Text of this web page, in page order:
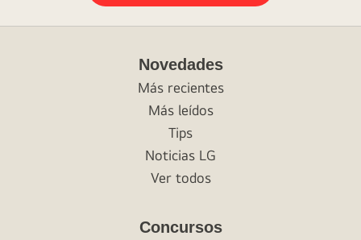
Novedades
Más recientes
Más leídos
Tips
Noticias LG
Ver todos
Concursos